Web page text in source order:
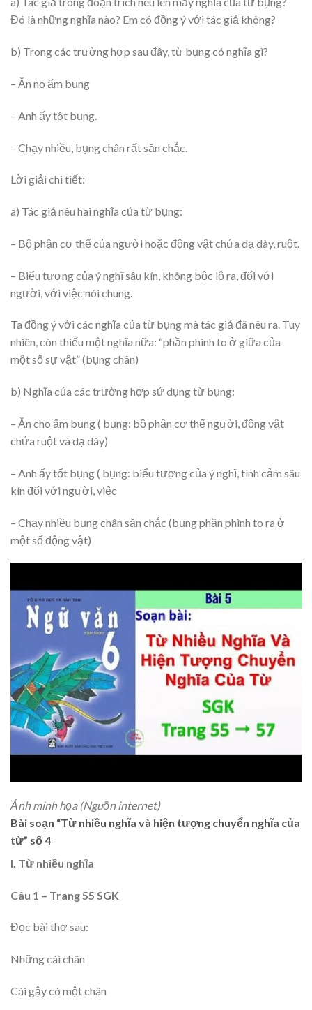
Đó là những nghĩa nào? Em có đồng ý với tác giả không?
b) Trong các trường hợp sau đây, từ bụng có nghĩa gì?
– Ăn no ấm bụng
– Anh ấy tôt bụng.
– Chạy nhiều, bụng chân rất săn chắc.
Lời giải chi tiết:
a) Tác giả nêu hai nghĩa của từ bụng:
– Bộ phận cơ thể của người hoặc động vật chứa dạ dày, ruột.
– Biểu tượng của ý nghĩ sâu kín, không bộc lộ ra, đối với
người, với việc nói chung.
Ta đồng ý với các nghĩa của từ bụng mà tác giả đã nêu ra. Tuy
nhiên, còn thiếu một nghĩa nữa: “phần phình to ở giữa của
một số sự vật” (bụng chân)
b) Nghĩa của các trường hợp sử dụng từ bụng:
– Ăn cho ấm bụng ( bụng: bộ phận cơ thể người, động vật
chứa ruột và dạ dày)
– Anh ấy tốt bụng ( bụng: biểu tượng của ý nghĩ, tình cảm sâu
kín đối với người, việc
– Chạy nhiều bụng chân săn chắc (bụng phần phình to ra ở
một số động vật)
Ảnh minh họa (Nguồn internet)
Bài soạn “Từ nhiều nghĩa và hiện tượng chuyển nghĩa của
từ” số 4
I. Từ nhiều nghĩa
Câu 1 – Trang 55 SGK
Đọc bài thơ sau:
Những cái chân
Cái gậy có một chân